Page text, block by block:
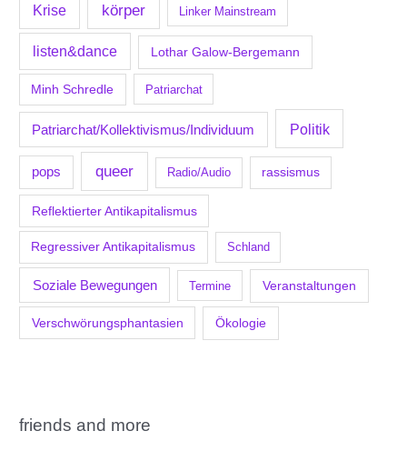
Krise körper Linker Mainstream
listen&dance Lothar Galow-Bergemann
Minh Schredle Patriarchat
Patriarchat/Kollektivismus/Individuum Politik
pops queer Radio/Audio rassismus
Reflektierter Antikapitalismus
Regressiver Antikapitalismus Schland
Soziale Bewegungen Termine Veranstaltungen
Verschwörungsphantasien Ökologie
friends and more